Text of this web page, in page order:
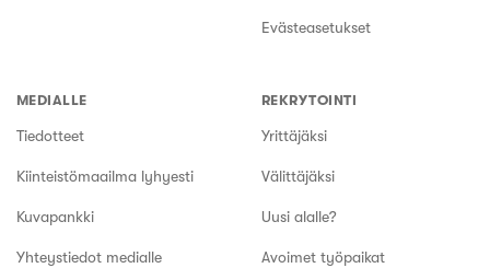
Evästeasetukset
MEDIALLE
Tiedotteet
Kiinteistömaailma lyhyesti
Kuvapankki
Yhteystiedot medialle
REKRYTOINTI
Yrittäjäksi
Välittäjäksi
Uusi alalle?
Avoimet työpaikat